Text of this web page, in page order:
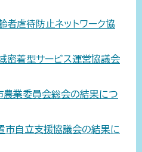
虐待防止ネットワーク協
密着型サービス運営協議会
業委員会総会の結果につ
自立支援協議会の結果に